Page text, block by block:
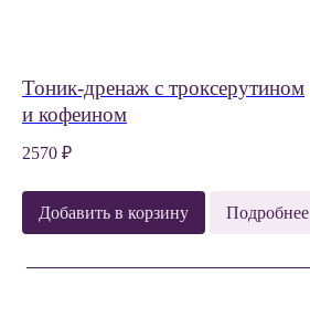
Тоник-дренаж с троксерутином
и кофеином
2570 ₽
Добавить в корзину Подробнее